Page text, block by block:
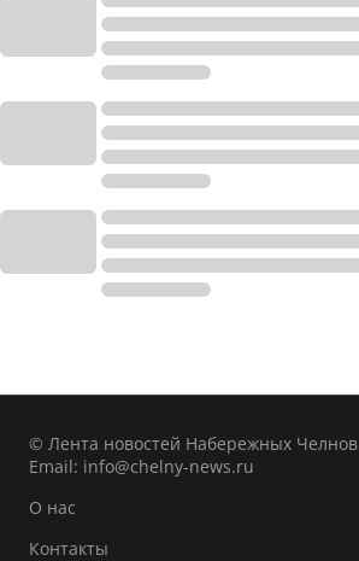
© Лента новостей Набережных Челнов
Email: info@chelny-news.ru
О нас
Контакты